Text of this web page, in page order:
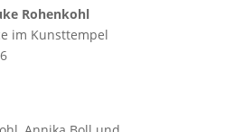
Rohenkohl
im Kunsttempel